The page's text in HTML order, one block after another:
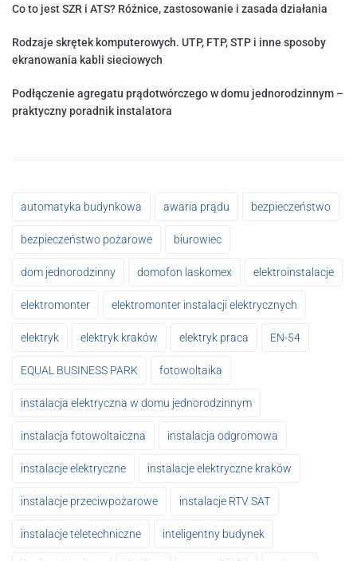
Co to jest SZR i ATS? Różnice, zastosowanie i zasada działania
Rodzaje skrętek komputerowych. UTP, FTP, STP i inne sposoby
ekranowania kabli sieciowych
Podłączenie agregatu prądotwórczego w domu jednorodzinnym –
praktyczny poradnik instalatora
automatyka budynkowa awaria prądu bezpieczeństwo
bezpieczeństwo pożarowe biurowiec
dom jednorodzinny domofon laskomex elektroinstalacje
elektromonter elektromonter instalacji elektrycznych
elektryk elektryk kraków elektryk praca EN-54
EQUAL BUSINESS PARK fotowoltaika
instalacja elektryczna w domu jednorodzinnym
instalacja fotowoltaiczna instalacja odgromowa
instalacje elektryczne instalacje elektryczne kraków
instalacje przeciwpożarowe instalacje RTV SAT
instalacje teletechniczne inteligentny budynek